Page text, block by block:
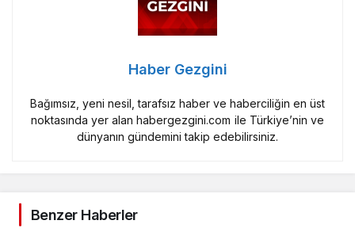
Haber Gezgini
Bağımsız, yeni nesil, tarafsız haber ve haberciliğin en üst
noktasında yer alan habergezgini.com ile Türkiye’nin ve
dünyanın gündemini takip edebilirsiniz.
Benzer Haberler